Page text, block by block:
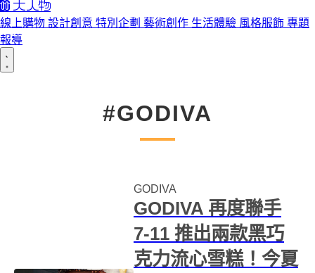
線上購物 設計創意 特別企劃 藝術創作 生活體驗 風格服飾 專題
報導
#GODIVA
GODIVA
GODIVA 再度聯手
7-11 推出兩款黑巧
克力流心雪糕！今夏